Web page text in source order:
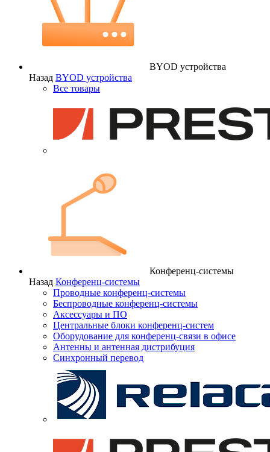
BYOD устройства
Назад BYOD устройства
Все товары
Конференц-системы
Назад Конференц-системы
Проводные конференц-системы
Беспроводные конференц-системы
Аксессуары и ПО
Центральные блоки конференц-систем
Оборудование для конференц-связи в офисе
Антенны и антенная дистрибуция
Синхронный перевод